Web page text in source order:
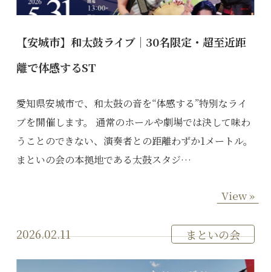
【安城市】和太鼓ライブ｜30名限定・超至近距
離で体感するST
愛知県安城市で、和太鼓の音を“体感する”特別なライ
ブを開催します。 通常のホールや劇場では決して味わ
うことのできない、演奏者との距離わずか1メートル。
まといの会の本拠地である太鼓スタジ…
View »
2026.02.11 まといの会